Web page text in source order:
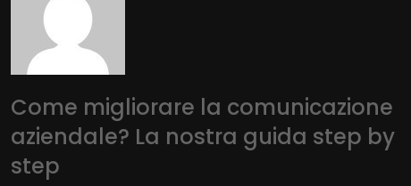
Come migliorare la comunicazione
aziendale? La nostra guida step by
step